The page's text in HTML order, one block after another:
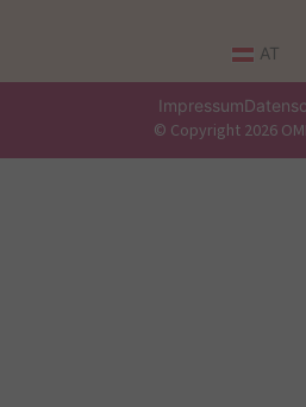
AT
Impressum
© Copyright 2026